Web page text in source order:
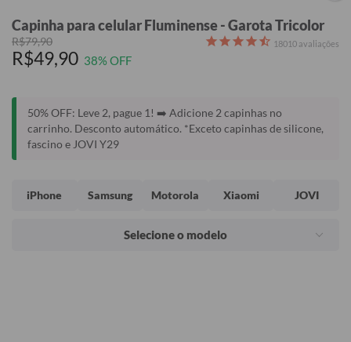
Capinha para celular Fluminense - Garota Tricolor
R$79,90
R$49,90 38% OFF
18010 avaliações
50% OFF: Leve 2, pague 1! ➡️ Adicione 2 capinhas no
carrinho. Desconto automático. *Exceto capinhas de silicone,
fascino e JOVI Y29
iPhone Samsung Motorola Xiaomi JOVI
Selecione o modelo